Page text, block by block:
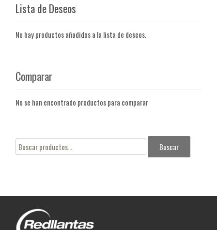
Lista de Deseos
No hay productos añadidos a la lista de deseos.
Comparar
No se han encontrado productos para comparar
Buscar
por:
Buscar